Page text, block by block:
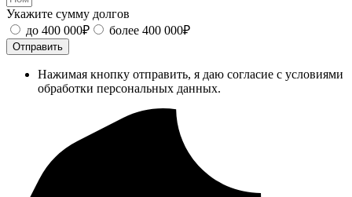
Укажите сумму долгов
до 400 000₽
более 400 000₽
Отправить
Нажимая кнопку отправить, я даю согласие с условиями
обработки персональных данных.